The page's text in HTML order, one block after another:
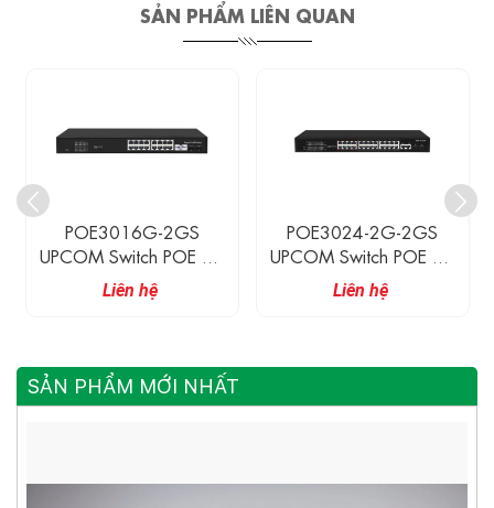
SẢN PHẨM LIÊN QUAN
POE3016G-2GS
UPCOM Switch POE 16
Cổng 10/100/1000M
PoE + 2 Cổng Gigabit
Liên hệ
POE3024-2G-2GS
UPCOM Switch POE 24
Cổng 10/100M POE +
2 Cổng 1000M Ethernet
Liên hệ
SẢN PHẨM MỚI NHẤT